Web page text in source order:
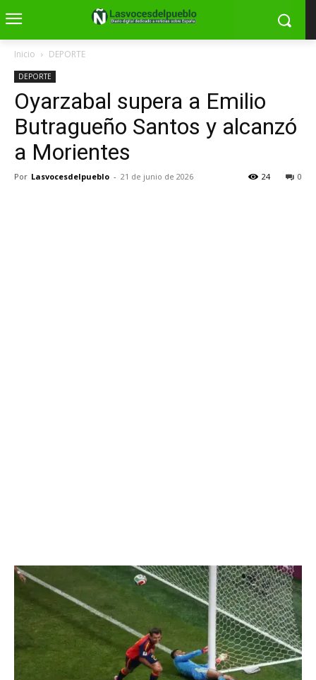
Inicio DEPORTE
DEPORTE
Oyarzabal supera a Emilio
Butragueño Santos y alcanzó
a Morientes
Por Lasvocesdelpueblo - 21 de junio de 2026 0
24